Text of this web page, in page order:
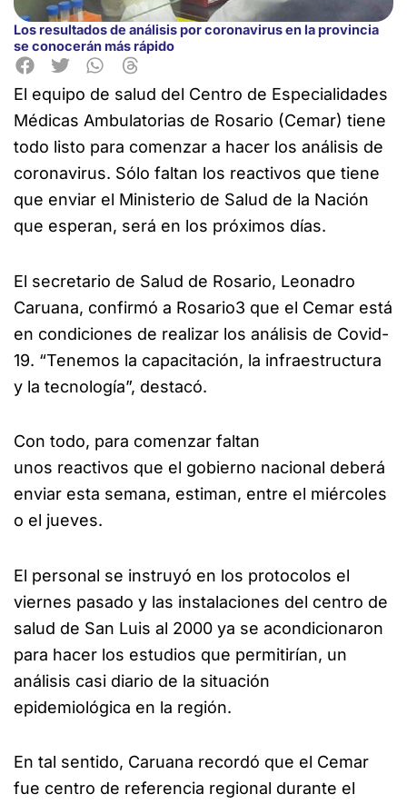
Los resultados de análisis por coronavirus en la provincia
se conocerán más rápido
El equipo de salud del Centro de Especialidades
Médicas Ambulatorias de Rosario (Cemar) tiene
todo listo para comenzar a hacer los análisis de
coronavirus. Sólo faltan los reactivos que tiene
que enviar el Ministerio de Salud de la Nación
que esperan, será en los próximos días.
El secretario de Salud de Rosario, Leonadro
Caruana, confirmó a Rosario3 que el Cemar está
en condiciones de realizar los análisis de Covid-
19. “Tenemos la capacitación, la infraestructura
y la tecnología”, destacó.
Con todo, para comenzar faltan
unos reactivos que el gobierno nacional deberá
enviar esta semana, estiman, entre el miércoles
o el jueves.
El personal se instruyó en los protocolos el
viernes pasado y las instalaciones del centro de
salud de San Luis al 2000 ya se acondicionaron
para hacer los estudios que permitirían, un
análisis casi diario de la situación
epidemiológica en la región.
En tal sentido, Caruana recordó que el Cemar
fue centro de referencia regional durante el